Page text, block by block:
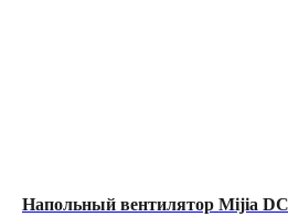
Напольный вентилятор Mijia